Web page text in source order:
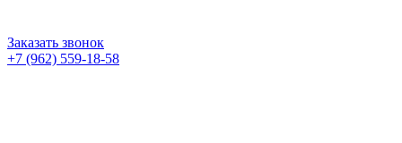
Заказать звонок
+7 (962) 559-18-58